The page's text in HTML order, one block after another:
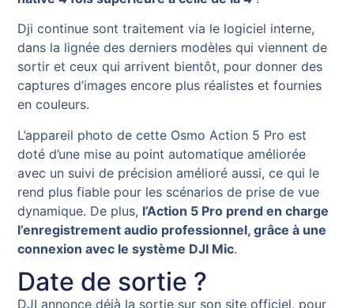
Dji continue sont traitement via le logiciel interne,
dans la lignée des derniers modèles qui viennent de
sortir et ceux qui arrivent bientôt, pour donner des
captures d’images encore plus réalistes et fournies
en couleurs.
L’appareil photo de cette Osmo Action 5 Pro est
doté d’une mise au point automatique améliorée
avec un suivi de précision amélioré aussi, ce qui le
rend plus fiable pour les scénarios de prise de vue
dynamique. De plus, l’Action 5 Pro prend en charge
l’enregistrement audio professionnel, grâce à une
connexion avec le système DJI Mic.
Date de sortie ?
DJI annonce déjà la sortie sur son site officiel, pour